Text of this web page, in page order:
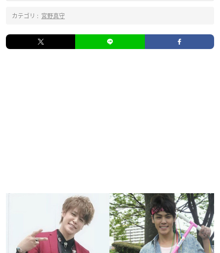
カテゴリ : 宮野真守